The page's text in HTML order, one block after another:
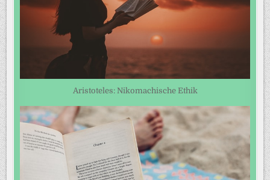
Aristoteles: Nikomachische Ethik